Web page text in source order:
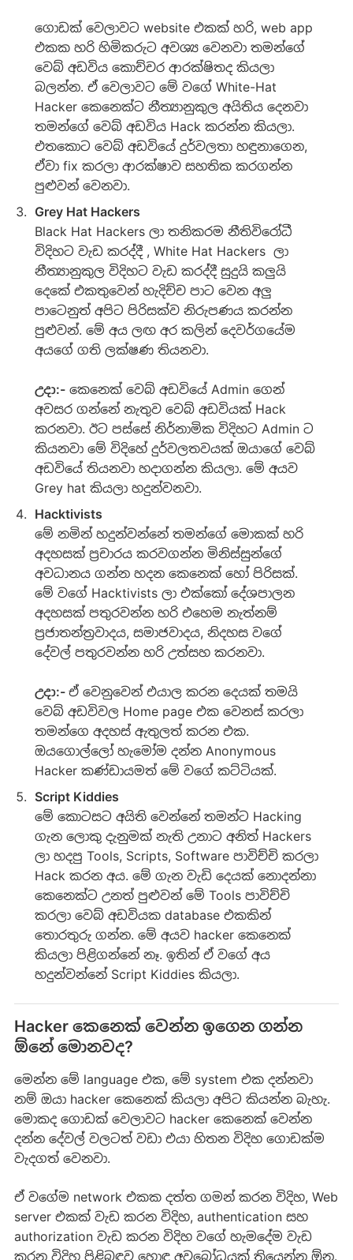
ගොඩක් වෙලාවට website එකක් හරි, web app
එකක හරි හිමිකරුට අවශ්‍ය වෙනවා තමන්ගේ
වෙබ් අඩවිය කොච්චර ආරක්ෂිතද කියලා
බලන්න. ඒ වෙලාවට මේ වගේ White-Hat
Hacker කෙනෙක්ට නීත්‍යානුකුල අයිතිය දෙනවා
තමන්ගේ වෙබ් අඩවිය Hack කරන්න කියලා.
එතකොට වෙබ් අඩවියේ දුර්වලතා හඳුනාගෙන,
ඒවා fix කරලා ආරක්ෂාව සහතික කරගන්න
පුළුවන් වෙනවා.
Grey Hat Hackers
Black Hat Hackers ලා තනිකරම නීතිවිරෝධී
විදිහට වැඩ කරද්දී , White Hat Hackers ලා
නීත්‍යානුකුල විදිහට වැඩ කරද්දී සුදුයි කලුයි
දෙකේ එකතුවෙන් හැදිච්ච පාට වෙන අලු
පාටෙනුත් අපිට පිරිසක්ව නිරුපණය කරන්න
පුළුවන්. මේ අය ලඟ අර කලින් දෙවර්ගයේම
අයගේ ගති ලක්ෂණ තියනවා.
උදා:-කෙනෙක් වෙබ් අඩවියේ Admin ගෙන්
අවසර ගන්නේ නැතුව වෙබ් අඩවියක් Hack
කරනවා. ඊට පස්සේ නිර්නාමික විදිහට Admin ට
කියනවා මේ විදිහේ දුර්වලතවයක් ඔයාගේ වෙබ්
අඩවියේ තියනවා හදාගන්න කියලා. මේ අයව
Grey hat කියලා හදුන්වනවා.
Hacktivists
මේ නමින් හදුන්වන්නේ තමන්ගේ මොකක් හරි
අදහසක් ප්‍රචාරය කරවගන්න මිනිස්සුන්ගේ
අවධානය ගන්න හදන කෙනෙක් හෝ පිරිසක්.
මේ වගේ Hacktivists ලා එක්කෝ දේශපාලන
අදහසක් පතුරවන්න හරි එහෙම නැත්නම්
ප්‍රජාතන්ත්‍රවාදය, සමාජවාදය, නිදහස වගේ
දේවල් පතුරවන්න හරි උත්සහ කරනවා.
උදා:- ඒ වෙනුවෙන් එයාල කරන දෙයක් තමයි
වෙබ් අඩවිවල Home page එක වෙනස් කරලා
තමන්ගෙ අදහස් ඇතුලත් කරන එක.
ඔයගොල්ලෝ හැමෝම දන්න Anonymous
Hacker කණ්ඩායමත් මේ වගේ කට්ටියක්.
Script Kiddies
මේ කොටසට අයිති වෙන්නේ තමන්ට Hacking
ගැන ලොකු දැනුමක් නැති උනාට අනිත් Hackers
ලා හදපු Tools, Scripts, Software පාවිච්චි කරලා
Hack කරන අය. මේ ගැන වැඩි දෙයක් නොදන්නා
කෙනෙක්ට උනත් පුළුවන් මේ Tools පාවිච්චි
කරලා වෙබ් අඩවියක database එකකින්
තොරතුරු ගන්න. මේ අයව hacker කෙනෙක්
කියලා පිළිගන්නේ නෑ. ඉතින් ඒ වගේ අය
හදුන්වන්නේ Script Kiddies කියලා.
Hacker කෙනෙක් වෙන්න ඉගෙන ගන්න
ඕනේ මොනවද?
මෙන්න මේ language එක, මේ system එක දන්නවා
නම් ඔයා hacker කෙනෙක් කියලා අපිට කියන්න බැහැ.
මොකද ගොඩක් වෙලාවට hacker කෙනෙක් වෙන්න
දන්න දේවල් වලටත් වඩා එයා හිතන විදිහ ගොඩක්ම
වැදගත් වෙනවා.
ඒ වගේම network එකක දත්ත ගමන් කරන විදිහ, Web
server එකක් වැඩ කරන විදිහ, authentication සහ
authorization වැඩ කරන විදිහ වගේ හැමදේම වැඩ
කරන විදිහ පිළිබඳව හොඳ අවබෝධයක් තියෙන්න ඕන.